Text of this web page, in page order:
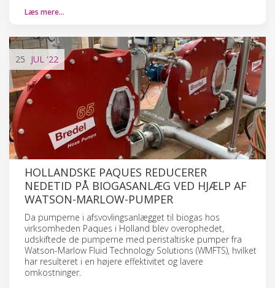
Læs mere…
25 JUL '22
HOLLANDSKE PAQUES REDUCERER
NEDETID PÅ BIOGASANLÆG VED HJÆLP AF
WATSON-MARLOW-PUMPER
Da pumperne i afsvovlingsanlægget til biogas hos
virksomheden Paques i Holland blev overophedet,
udskiftede de pumperne med peristaltiske pumper fra
Watson-Marlow Fluid Technology Solutions (WMFTS), hvilket
har resulteret i en højere effektivitet og lavere
omkostninger.